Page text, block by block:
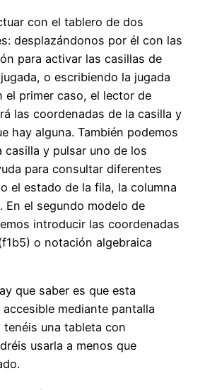
con el tablero de dos
desplazándonos por él con las
para activar las casillas de
o escribiendo la jugada
el primer caso, el lector de
las coordenadas de la casilla y
hay alguna. También podemos
casilla y pulsar uno de los
para consultar diferentes
el estado de la fila, la columna
En el segundo modelo de
introducir las coordenadas
o notación algebraica
que saber es que esta
mediante pantalla
una tableta con
usarla a menos que